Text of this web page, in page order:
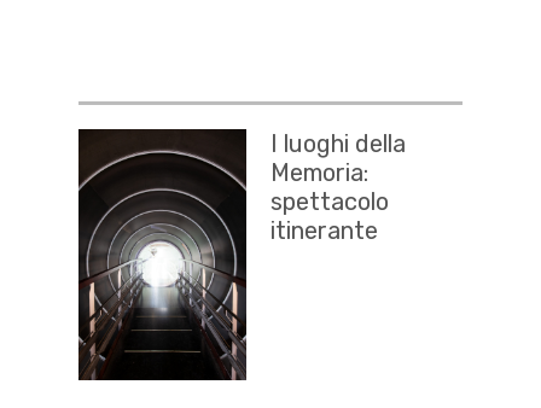
I luoghi della
Memoria:
spettacolo
itinerante